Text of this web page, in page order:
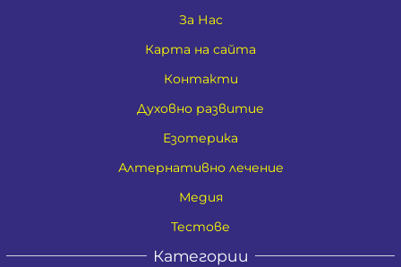
За Нас
Карта на сайта
Контакти
Духовно развитие
Езотерика
Алтернативно лечение
Медия
Тестове
Категории